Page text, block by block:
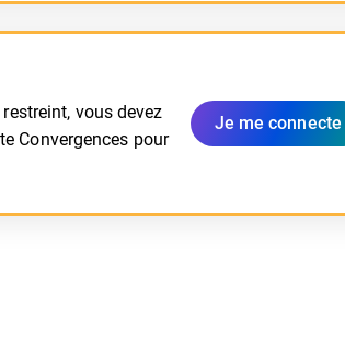
vous devez
Convergences pour
Je me connecte
onglet)